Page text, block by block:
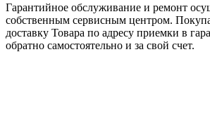
Гарантийное обслуживание и ремонт
собственным сервисным центром.
доставку Товара по адресу приемки в
обратно самостоятельно и за свой счет.